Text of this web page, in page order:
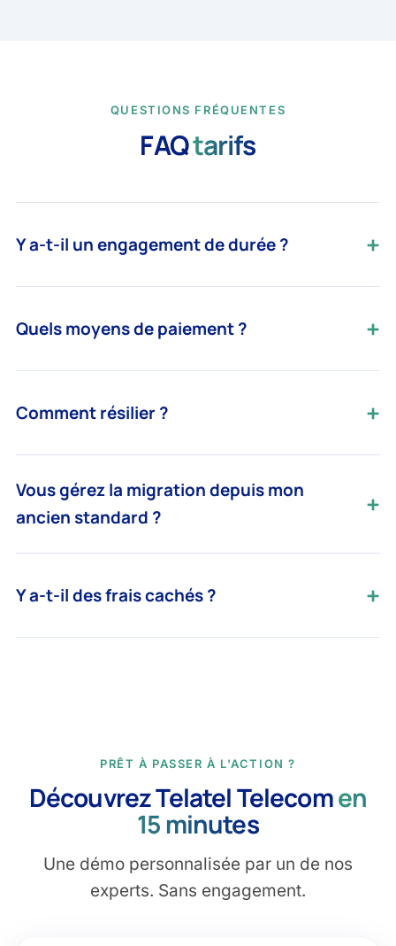
QUESTIONS FRÉQUENTES
FAQtarifs
Y a-t-il un engagement de durée ?
Quels moyens de paiement ?
Comment résilier ?
Vous gérez la migration depuis mon
ancien standard ?
Y a-t-il des frais cachés ?
PRÊT À PASSER À L'ACTION ?
Découvrez Telatel Telecomen
15 minutes
Une démo personnalisée par un de nos
experts. Sans engagement.